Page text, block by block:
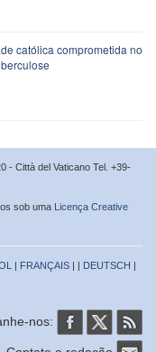
católica comprometida no
- Città del Vaticano Tel. +39-
sob uma Licença Creative
| FRANÇAIS | | DEUTSCH |
nos: